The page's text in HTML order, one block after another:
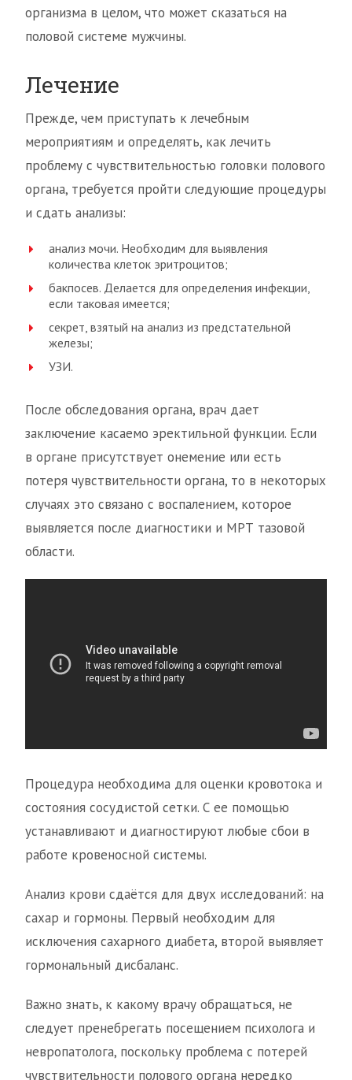
организма в целом, что может сказаться на
половой системе мужчины.
Лечение
Прежде, чем приступать к лечебным
мероприятиям и определять, как лечить
проблему с чувствительностью головки полового
органа, требуется пройти следующие процедуры
и сдать анализы:
анализ мочи. Необходим для выявления
количества клеток эритроцитов;
бакпосев. Делается для определения инфекции,
если таковая имеется;
секрет, взятый на анализ из предстательной
железы;
УЗИ.
После обследования органа, врач дает
заключение касаемо эректильной функции. Если
в органе присутствует онемение или есть
потеря чувствительности органа, то в некоторых
случаях это связано с воспалением, которое
выявляется после диагностики и МРТ тазовой
области.
Процедура необходима для оценки кровотока и
состояния сосудистой сетки. С ее помощью
устанавливают и диагностируют любые сбои в
работе кровеносной системы.
Анализ крови сдаётся для двух исследований: на
сахар и гормоны. Первый необходим для
исключения сахарного диабета, второй выявляет
гормональный дисбаланс.
Важно знать, к какому врачу обращаться, не
следует пренебрегать посещением психолога и
невропатолога, поскольку проблема с потерей
чувствительности полового органа нередко